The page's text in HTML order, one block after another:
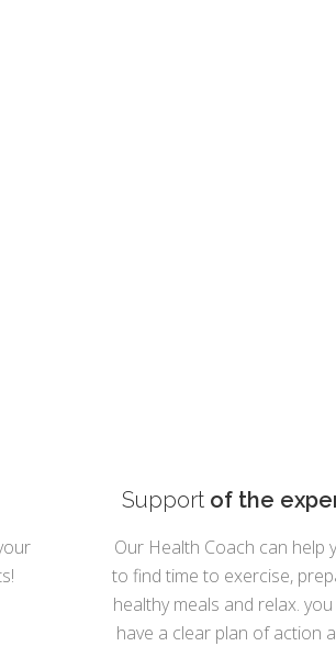
Support of the
Our Health Coach can help
to find time to exercise,
healthy meals and relax. you
have a clear plan of action